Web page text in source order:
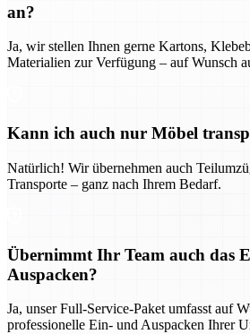
an?
Ja, wir stellen Ihnen gerne Kartons,
Materialien zur Verfügung – auf Wunsch
Kann ich auch nur Möbel
Natürlich! Wir übernehmen auch
Transporte – ganz nach Ihrem Bedarf.
Übernimmt Ihr Team auch das
Auspacken?
Ja, unser Full-Service-Paket umfasst auf
professionelle Ein- und Auspacken Ihrer